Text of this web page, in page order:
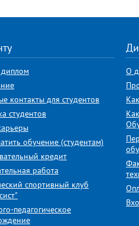
контакты для студентов
студентов
обучение (студентам)
кредит
работа
спортивный клуб
педагогическое
О